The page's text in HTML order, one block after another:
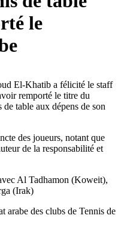
le
El-Khatib a félicité le staff
remporté le titre du
table aux dépens de son
des joueurs, notant que
de la responsabilité et
Al Tadhamon (Koweit),
(Irak)
arabe des clubs de Tennis de